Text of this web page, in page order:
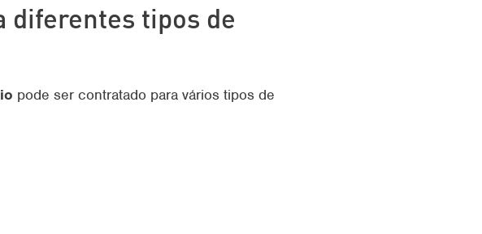
diferentes tipos de
pode ser contratado para vários tipos de